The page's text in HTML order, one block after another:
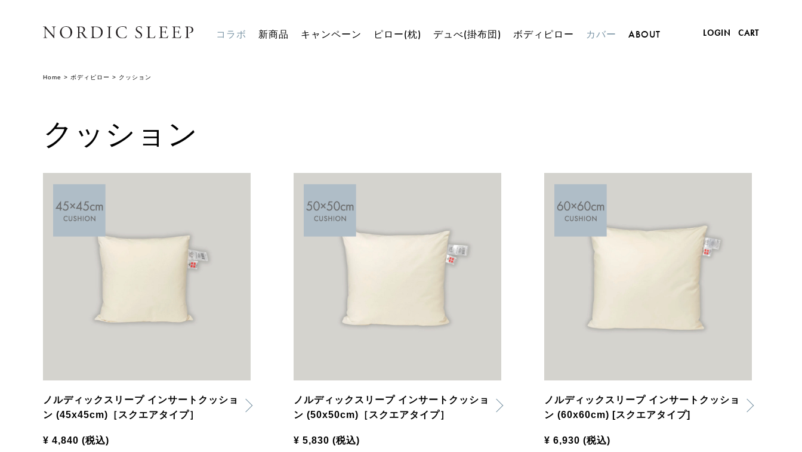
コラボ 新商品 キャンペーン ピロー(枕) デュべ(掛布団) ボディピロー カバー ABOUT LOGIN CART
Home > ボディピロー > クッション
クッション
ノルディックスリープ インサートクッショ
ン (45x45cm)［スクエアタイプ］
¥ 4,840 (税込)
ノルディックスリープ インサートクッショ
ン (50x50cm)［スクエアタイプ］
¥ 5,830 (税込)
ノルディックスリープ インサートクッショ
ン (60x60cm) [スクエアタイプ]
¥ 6,930 (税込)